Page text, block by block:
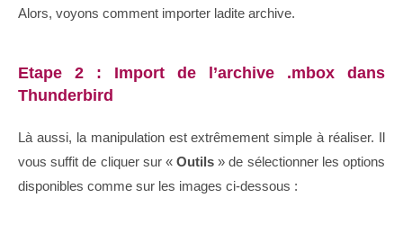
Alors, voyons comment importer ladite archive.
Etape 2 : Import de l’archive .mbox dans
Thunderbird
Là aussi, la manipulation est extrêmement simple à réaliser. Il
vous suffit de cliquer sur «Outils » de sélectionner les options
disponibles comme sur les images ci-dessous :